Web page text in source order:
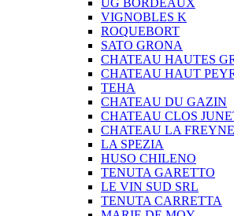
UG BORDEAUX
VIGNOBLES K
ROQUEBORT
SATO GRONA
CHATEAU HAUTES
CHATEAU HAUT
TEHA
CHATEAU DU GAZIN
CHATEAU CLOS
CHATEAU LA
LA SPEZIA
HUSO CHILENO
TENUTA GARETTO
LE VIN SUD SRL
TENUTA CARRETTA